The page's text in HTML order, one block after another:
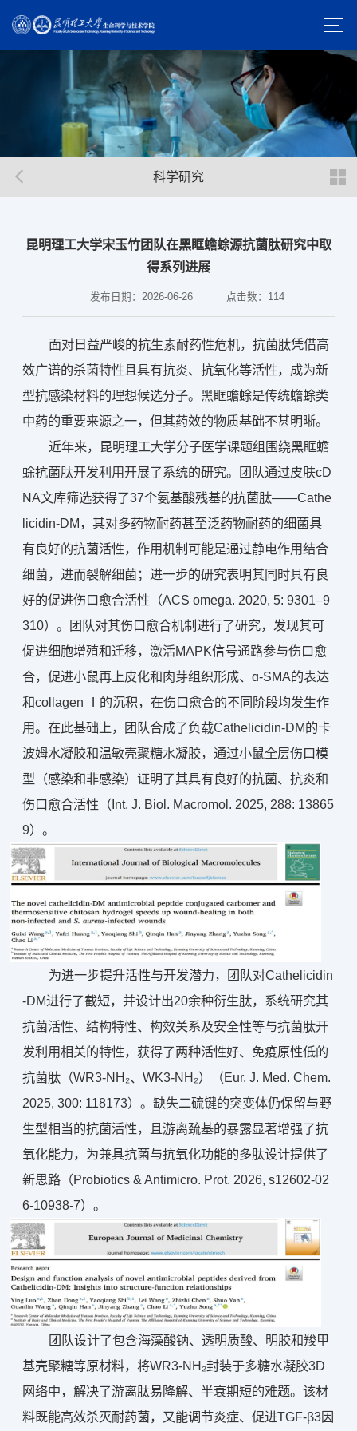
科学研究
昆明理工大学宋玉竹团队在黑眶蟾蜍源抗菌肽研究中取
得系列进展
发布日期：2026-06-26 点击数： 114
面对日益严峻的抗生素耐药性危机，抗菌肽凭借高
效广谱的杀菌特性且具有抗炎、抗氧化等活性，成为新
型抗感染材料的理想候选分子。黑眶蟾蜍是传统蟾蜍类
中药的重要来源之一，但其药效的物质基础不甚明晰。
近年来，昆明理工大学分子医学课题组围绕黑眶蟾
蜍抗菌肽开发利用开展了系统的研究。团队通过皮肤cD
NA文库筛选获得了37个氨基酸残基的抗菌肽——Cathe
licidin-DM，其对多药物耐药甚至泛药物耐药的细菌具
有良好的抗菌活性，作用机制可能是通过静电作用结合
细菌，进而裂解细菌；进一步的研究表明其同时具有良
好的促进伤口愈合活性（ACS omega. 2020, 5: 9301–9
310）。团队对其伤口愈合机制进行了研究，发现其可
促进细胞增殖和迁移，激活MAPK信号通路参与伤口愈
合，促进小鼠再上皮化和肉芽组织形成、ɑ-SMA的表达
和collagen Ⅰ的沉积，在伤口愈合的不同阶段均发生作
用。在此基础上，团队合成了负载Cathelicidin-DM的卡
波姆水凝胶和温敏壳聚糖水凝胶，通过小鼠全层伤口模
型（感染和非感染）证明了其具有良好的抗菌、抗炎和
伤口愈合活性（‌Int. J. Biol. Macromol. 2025, 288: 13865
9）。
为进一步提升活性与开发潜力，团队对Cathelicidin
-DM进行了截短，并设计出20余种衍生肽，系统研究其
抗菌活性、结构特性、构效关系及安全性等与抗菌肽开
发利用相关的特性，获得了两种活性好、免疫原性低的
抗菌肽（WR3-NH₂、WK3-NH₂）（Eur. J. Med. Chem.
2025, 300: 118173）。缺失二硫键的突变体仍保留与野
生型相当的抗菌活性，且游离巯基的暴露显著增强了抗
氧化能力，为兼具抗菌与抗氧化功能的多肽设计提供了
新思路（Probiotics & Antimicro. Prot. 2026, s12602-02
6-10938-7）。
团队设计了包含海藻酸钠、透明质酸、明胶和羧甲
基壳聚糖等原材料，将WR3-NH₂封装于多糖水凝胶3D
网络中，解决了游离肽易降解、半衰期短的难题。该材
料既能高效杀灭耐药菌，又能调节炎症、促进TGF-β3因